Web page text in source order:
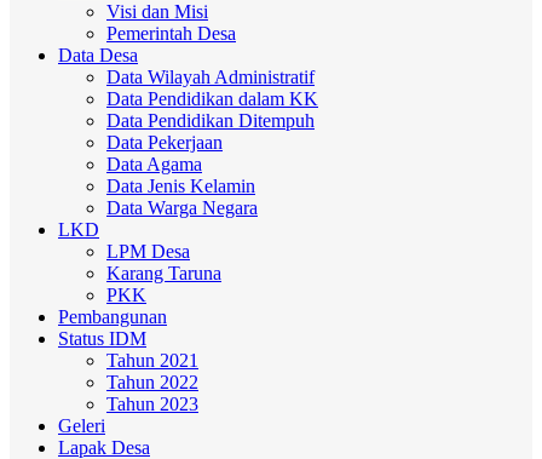
Visi dan Misi
Pemerintah Desa
Data Desa
Data Wilayah Administratif
Data Pendidikan dalam KK
Data Pendidikan Ditempuh
Data Pekerjaan
Data Agama
Data Jenis Kelamin
Data Warga Negara
LKD
LPM Desa
Karang Taruna
PKK
Pembangunan
Status IDM
Tahun 2021
Tahun 2022
Tahun 2023
Geleri
Lapak Desa